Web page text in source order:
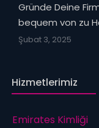
Gründe Deine
bequem von zu
Şubat 3, 2025
Hizmetlerimiz
Emirates Kimliği